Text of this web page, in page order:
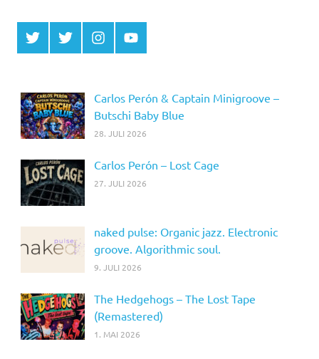
Twitter
MCDP
Twitter
Musicradiostation
InstagramYouTube
Carlos Perón & Captain Minigroove –
Butschi Baby Blue
28. JULI 2026
Carlos Perón – Lost Cage
27. JULI 2026
naked pulse: Organic jazz. Electronic
groove. Algorithmic soul.
9. JULI 2026
The Hedgehogs – The Lost Tape
(Remastered)
1. MAI 2026